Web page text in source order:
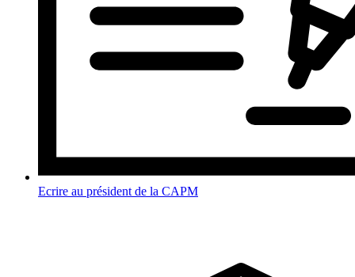
Ecrire au président de la CAPM